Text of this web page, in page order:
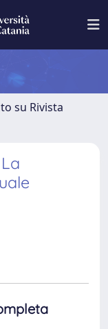
su Rivista